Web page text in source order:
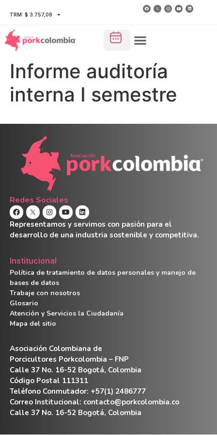
TRM: $ 3.757,08
Informe auditoría
interna I semestre
Redes Sociales
Representamos y servimos con pasión para el
desarrollo de una industria sostenible y competitiva.
Institucional
Política de tratamiento de datos personales y manejo de
bases de datos
Trabaje con nosotros
Glosario
Atención y Servicios la Ciudadanía
Mapa del sitio
Asociación Colombiana de
Porcicultores Porkcolombia – FNP
Calle 37 No. 16-52 Bogotá, Colombia
Código Postal 111311
Teléfono Conmutador: +57(1) 2486777
Correo Institucional: contacto@porkcolombia.co
Calle 37 No. 16-52 Bogotá, Colombia